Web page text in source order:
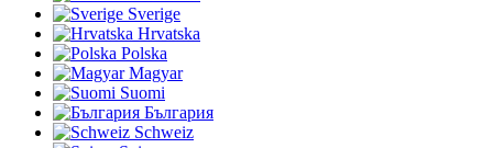
Sverige
Hrvatska
Polska
Magyar
Suomi
България
Schweiz